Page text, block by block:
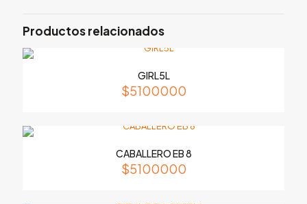
Tu dirección de correo electrónico no será publicada.
campos obligatorios están marcados con
Productos relacionados
GIRL5L
$5100000
CABALLERO EB 8
$5100000